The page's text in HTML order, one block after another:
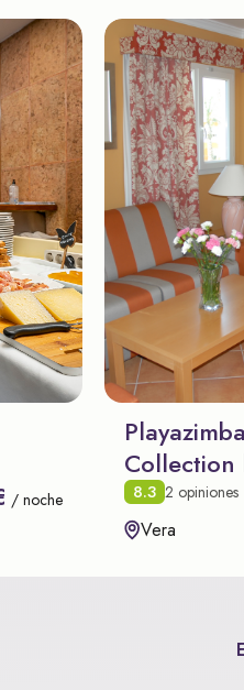
/ noche
Collection
8.3 2 opiniones
Vera